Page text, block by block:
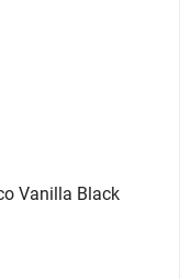
Vanilla Black